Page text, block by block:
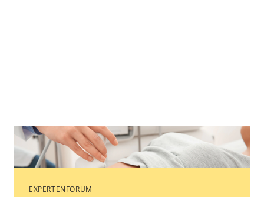
Caption Pixel-Shot - Copyright agency stock.adobe.com
EXPERTENFORUM